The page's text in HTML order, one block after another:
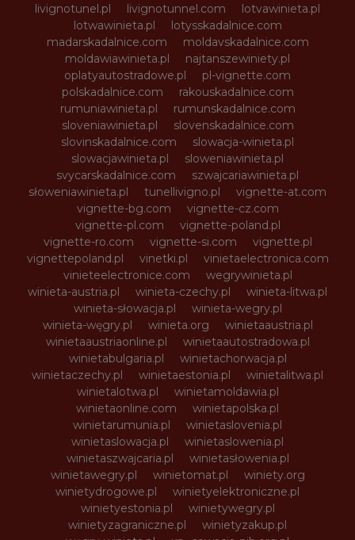
livignotunel.pl
livignotunnel.com
lotvawinieta.pl
lotwawinieta.pl
lotysskadalnice.com
madarskadalnice.com
moldavskadalnice.com
moldawiawinieta.pl
najtanszewiniety.pl
oplatyautostradowe.pl
pl-vignette.com
polskadalnice.com
rakouskadalnice.com
rumuniawinieta.pl
rumunskadalnice.com
sloveniawinieta.pl
slovenskadalnice.com
slovinskadalnice.com
slowacja-winieta.pl
slowacjawinieta.pl
sloweniawinieta.pl
svycarskadalnice.com
szwajcariawinieta.pl
słoweniawinieta.pl
tunellivigno.pl
vignette-at.com
vignette-bg.com
vignette-cz.com
vignette-pl.com
vignette-poland.pl
vignette-ro.com
vignette-si.com
vignette.pl
vignettepoland.pl
vinetki.pl
vinietaelectronica.com
vinieteelectronice.com
wegrywinieta.pl
winieta-austria.pl
winieta-czechy.pl
winieta-litwa.pl
winieta-słowacja.pl
winieta-wegry.pl
winieta-węgry.pl
winieta.org
winietaaustria.pl
winietaaustriaonline.pl
winietaautostradowa.pl
winietabulgaria.pl
winietachorwacja.pl
winietaczechy.pl
winietaestonia.pl
winietalitwa.pl
winietalotwa.pl
winietamoldawia.pl
winietaonline.com
winietapolska.pl
winietarumunia.pl
winietaslovenia.pl
winietaslowacja.pl
winietaslowenia.pl
winietaszwajcaria.pl
winietasłowenia.pl
winietawegry.pl
winietomat.pl
winiety.org
winietydrogowe.pl
winietyelektroniczne.pl
winietyestonia.pl
winietywegry.pl
winietyzagraniczne.pl
winietyzakup.pl